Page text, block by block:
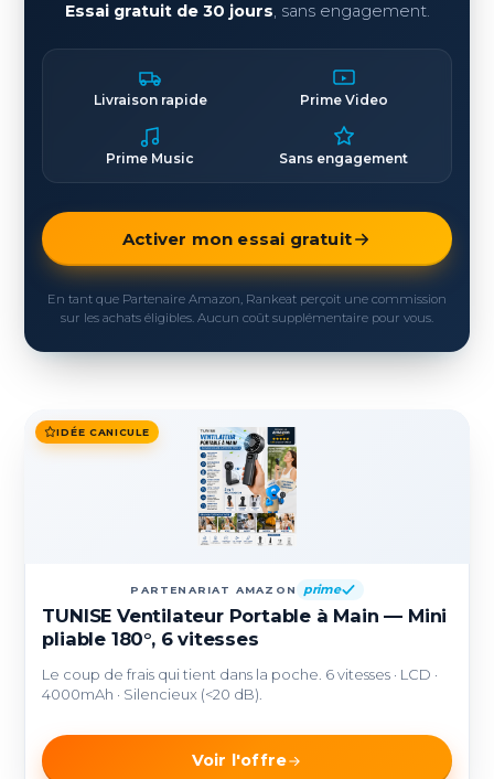
Essai gratuit de 30 jours, sans engagement.
Livraison rapide Prime Video
Prime Music Sans engagement
Activer mon essai gratuit
En tant que Partenaire Amazon, Rankeat perçoit une commission
sur les achats éligibles. Aucun coût supplémentaire pour vous.
IDÉE CANICULE
PARTENARIAT AMAZON prime
TUNISE Ventilateur Portable à Main — Mini
pliable 180°, 6 vitesses
Le coup de frais qui tient dans la poche. 6 vitesses · LCD ·
4000mAh · Silencieux (<20 dB).
Voir l'offre